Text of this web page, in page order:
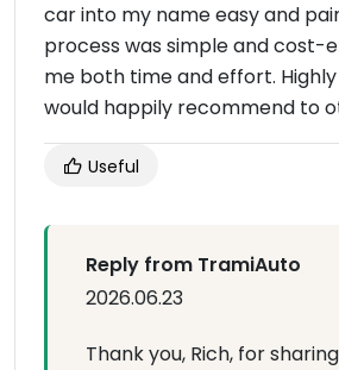
car into my name easy and
process was simple and cost-
me both time and effort.
would happily recommend to
Useful
Reply from TramiAuto
2026.06.23
Thank you, Rich, for